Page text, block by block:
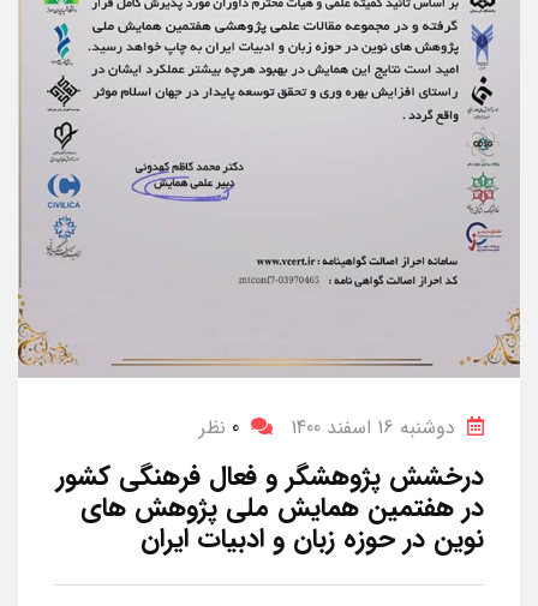
دوشنبه 16 اسفند 1400 0 نظر
درخشش پژوهشگر و فعال فرهنگی کشور
در هفتمین همایش ملی پژوهش های
نوین در حوزه زبان و ادبیات ایران